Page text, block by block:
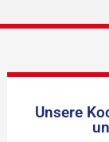
Unsere